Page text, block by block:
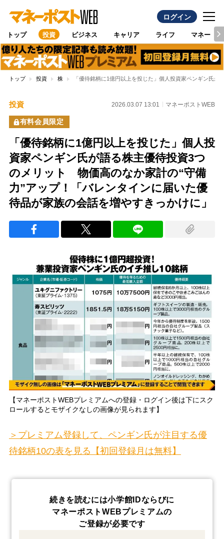
ログイン
トップ 投資 ビジネス キャリア ライフ マネー
トップ 投資 株 「優待銘柄に1億円以上を投じた」個人投資家ペンギン氏
投資 2026.03.07 13:01 マネーポストWEB
有料会員限定
「優待銘柄に1億円以上を投じた」個人投
資家ペンギン氏が語る株主優待投資3つ
のメリット 物価高のなか家計の“守備
力”アップ！「バレンタインに届いた優
待品が家族の会話を増やすきっかけに」
【マネーポストWEBプレミアムへの登録・ログイン後は下にスク
ロールするとモザイクなしの画像が見られます】
＞プレミアム登録して、ペンギン氏が注目する優
待銘柄10の表を見る【初回登録月は無料】
続きを読むには小学館IDならびに
マネーポストWEBプレミアムの
ご登録が必要です